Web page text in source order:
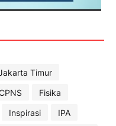
Timur
Fisika
Inspirasi
IPA